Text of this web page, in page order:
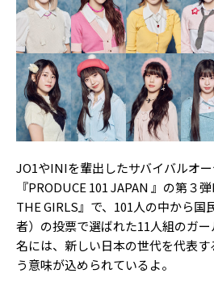
Follow
ST
新規会員登録・ログイ
JO1やINIを輩出したサバイバルオ
『PRODUCE 101 JAPAN 』の第３
THE GIRLS』で、101人の中から国
者）の投票で選ばれた11人組のガ
名には、新しい日本の世代を代表す
う意味が込められているよ。